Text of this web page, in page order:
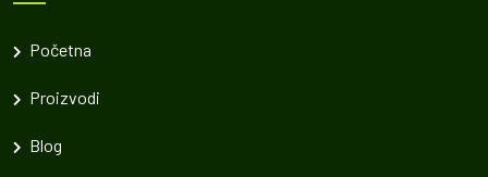
Početna
Proizvodi
Blog